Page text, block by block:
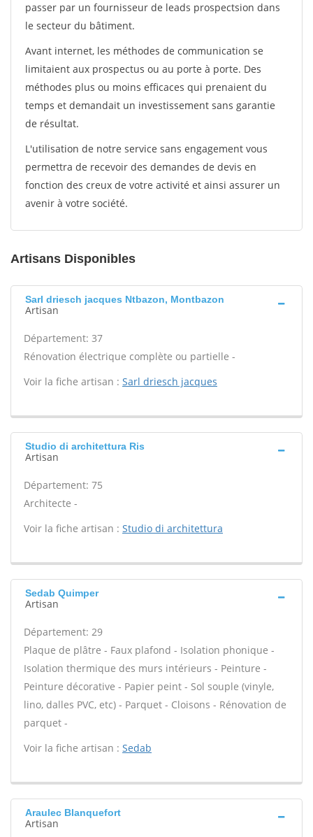
passer par un fournisseur de leads prospectsion dans
le secteur du bâtiment.
Avant internet, les méthodes de communication se
limitaient aux prospectus ou au porte à porte. Des
méthodes plus ou moins efficaces qui prenaient du
temps et demandait un investissement sans garantie
de résultat.
L'utilisation de notre service sans engagement vous
permettra de recevoir des demandes de devis en
fonction des creux de votre activité et ainsi assurer un
avenir à votre société.
Artisans Disponibles
Sarl driesch jacques Ntbazon, Montbazon
Artisan
Département: 37
Rénovation électrique complète ou partielle -
Voir la fiche artisan : Sarl driesch jacques
Studio di architettura Ris
Artisan
Département: 75
Architecte -
Voir la fiche artisan : Studio di architettura
Sedab Quimper
Artisan
Département: 29
Plaque de plâtre - Faux plafond - Isolation phonique -
Isolation thermique des murs intérieurs - Peinture -
Peinture décorative - Papier peint - Sol souple (vinyle,
lino, dalles PVC, etc) - Parquet - Cloisons - Rénovation de
parquet -
Voir la fiche artisan : Sedab
Araulec Blanquefort
Artisan